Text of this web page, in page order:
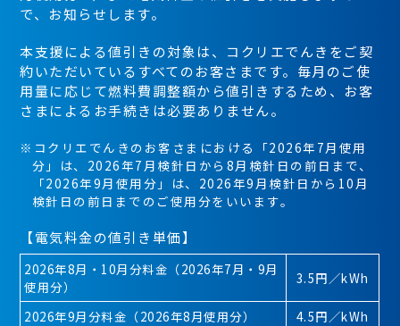
で、お知らせします。
本支援による値引きの対象は、コクリエでんきをご契
約いただいているすべてのお客さまです。毎月のご使
用量に応じて燃料費調整額から値引きするため、お客
さまによるお手続きは必要ありません。
※コクリエでんきのお客さまにおける「2026年7月使用
分」は、2026年7月検針日から8月検針日の前日まで、
「2026年9月使用分」は、2026年9月検針日から10月
検針日の前日までのご使用分をいいます。
【電気料金の値引き単価】
2026年8月・10月分料金 （2026年7月・9月
使用分）
3.5円／kWh
2026年9月分料金 （2026年8月使用分）
4.5円／kWh